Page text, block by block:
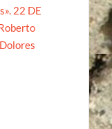
22 DE